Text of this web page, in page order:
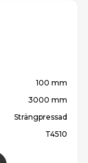
100 mm
3000 mm
Strängpressad
T4510